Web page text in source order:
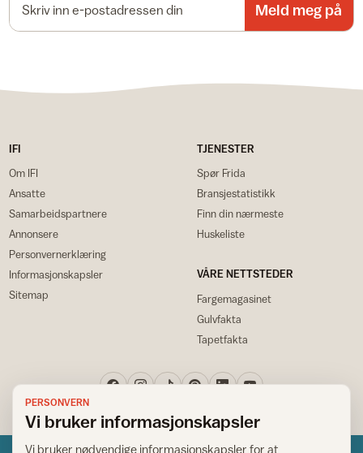
Meld meg på
IFI
Om IFI
Ansatte
Samarbeidspartnere
Annonsere
Personvernerklæring
Informasjonskapsler
Sitemap
TJENESTER
Spør Frida
Bransjestatistikk
Finn din nærmeste
Huskeliste
VÅRE NETTSTEDER
Fargemagasinet
Gulvfakta
Tapetfakta
PERSONVERN
Vi bruker informasjonskapsler
Vi bruker nødvendige informasjonskapsler for at